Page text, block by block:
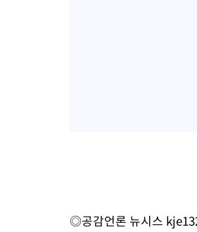
◎공감언론 뉴시스